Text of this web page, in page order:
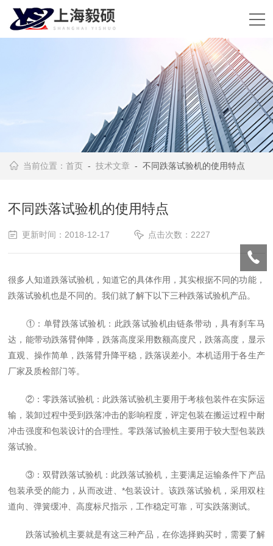
当前位置：首页 -技术文章 - 不同跌落试验机的使用特点
不同跌落试验机的使用特点
更新时间：2018-12-17 点击次数：2227
很多人知道跌落试验机，知道它的具体作用，其实根据不同的功能，
跌落试验机也是不同的。我们就了解下以下三种跌落试验机产品。
①：单臂跌落试验机：此跌落试验机由链条带动，具有刹车马
达，能带动跌落臂伸降，跌落高度采用数额高度尺，跌落高度，显示
直观、操作简单，跌落臂升降平稳，跌落误差小。本机适用于各生产
厂家及质检部门等。
②：零跌落试验机：此跌落试验机主要用于考核包装件在实际运
输，装卸过程中受到跌落冲击的影响程度，评定包装在搬运过程中耐
冲击强度和包装设计的合理性。零跌落试验机主要用于较大型包装跌
落试验。
③：双臂跌落试验机：此跌落试验机，主要满足运输条件下产品
包装承受的能力，从而改进、*包装设计。该跌落试验机，采用双柱
道向、弹簧缓冲、高度标尺指示，工作稳定可靠，可实跌落测试。
跌落试验机主要就是有这三种产品，在你选择购买时，需要了解